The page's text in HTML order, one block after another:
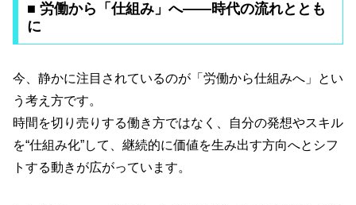
■ 労働から「仕組み」へ——時代の流れととも
に
今、静かに注目されているのが「労働から仕組みへ」とい
う考え方です。
時間を切り売りする働き方ではなく、自分の発想やスキル
を“仕組み化”して、継続的に価値を生み出す方向へとシフ
トする動きが広がっています。